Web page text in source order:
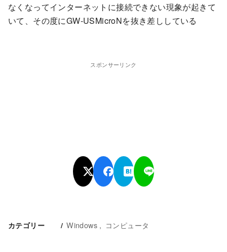
なくなってインターネットに接続できない現象が起きて
いて、その度にGW-USMicroNを抜き差ししている
スポンサーリンク
カテゴリー Windows コンピュータ